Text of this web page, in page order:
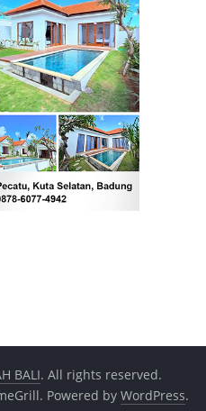
BALI. All rights reserved.
Powered by WordPress.